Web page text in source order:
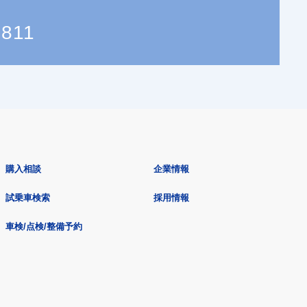
購入相談
試乗車検索
車検/点検/整備予約
企業情報
採用情報